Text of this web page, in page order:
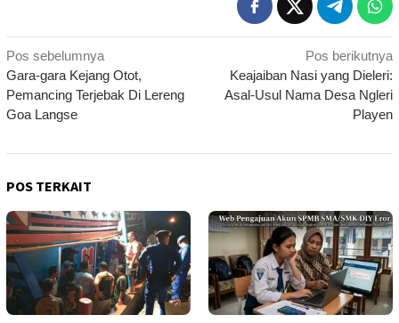
Navigasi
pos
Pos sebelumnya
Gara-gara Kejang Otot,
Pemancing Terjebak Di Lereng
Goa Langse
Pos berikutnya
Keajaiban Nasi yang Dieleri:
Asal-Usul Nama Desa Ngleri
Playen
POS TERKAIT